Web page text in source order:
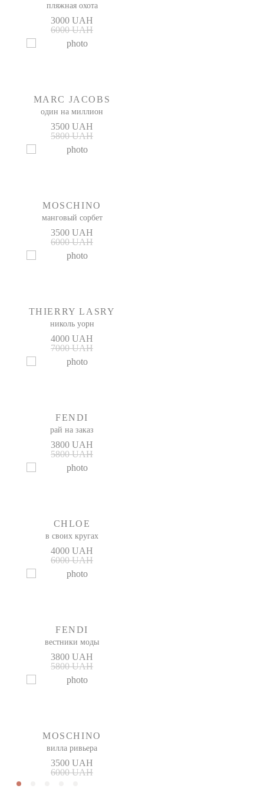
пляжная охота
3000 UAH
6000 UAH
MARC JACOBS
один на миллион
3500 UAH
5800 UAH
MOSCHINO
манговый сорбет
3500 UAH
6000 UAH
THIERRY LASRY
николь уорн
4000 UAH
7000 UAH
FENDI
рай на заказ
3800 UAH
5800 UAH
CHLOE
в своих кругах
4000 UAH
6000 UAH
FENDI
вестники моды
3800 UAH
5800 UAH
MOSCHINO
вилла ривьера
3500 UAH
6000 UAH